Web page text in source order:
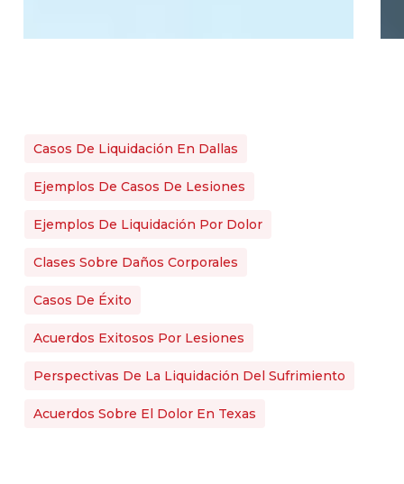
Casos De Liquidación En Dallas
Ejemplos De Casos De Lesiones
Ejemplos De Liquidación Por Dolor
Clases Sobre Daños Corporales
Casos De Éxito
Acuerdos Exitosos Por Lesiones
Perspectivas De La Liquidación Del Sufrimiento
Acuerdos Sobre El Dolor En Texas